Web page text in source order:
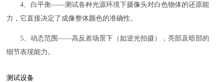
4、白平衡——测试各种光源环境下摄像头对白色物体的还原能
力，它直接决定了成像整体颜色的准确性。
5、动态范围——高反差场景下（如逆光拍摄），亮部及暗部的
细节表现能力。
测试设备